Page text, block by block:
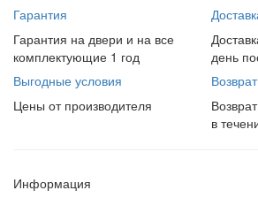
Гарантия
Гарантия на двери и на все
комплектующие 1 год
день
Выгодные условия
Цены от производителя
Возврат
в
Информация